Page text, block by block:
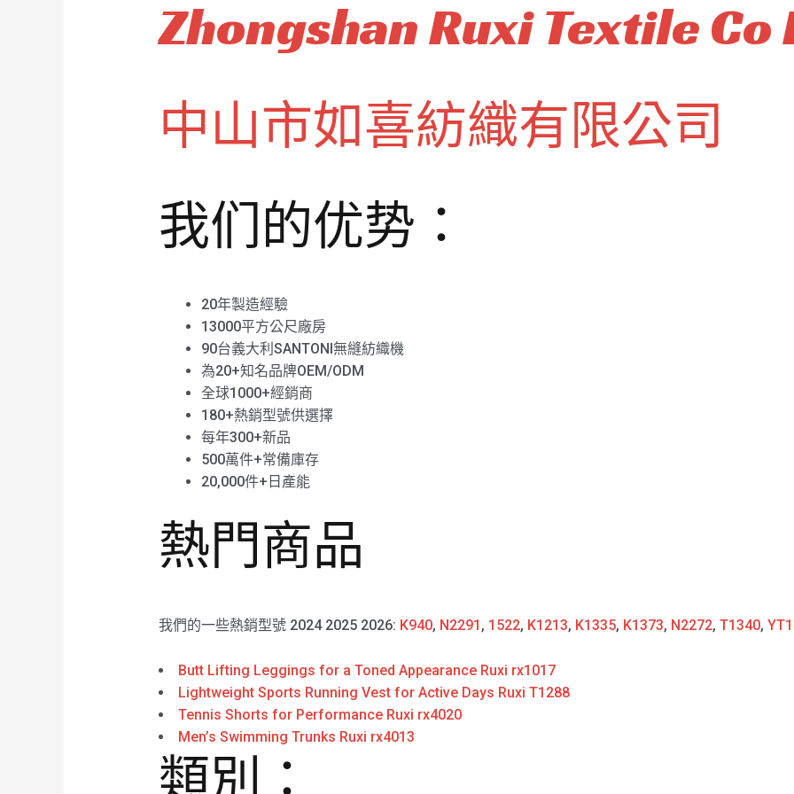
Zhongshan Ruxi Textile Co
中山市如喜紡織有限公司
我们的优势：
20年製造經驗
13000平方公尺廠房
90台義大利SANTONI無縫紡織機
為20+知名品牌OEM/ODM
全球1000+經銷商
180+熱銷型號供選擇
每年300+新品
500萬件+常備庫存
20,000件+日產能
熱門商品
我們的一些熱銷型號 2024 2025 2026: K940, N2291 , 1522, K1213, K1335, K1373, N2272, T1340,
Butt Lifting Leggings for a Toned Appearance Ruxi rx1017
Lightweight Sports Running Vest for Active Days Ruxi T1288
Tennis Shorts for Performance Ruxi rx4020
Men’s Swimming Trunks Ruxi rx4013
類別：